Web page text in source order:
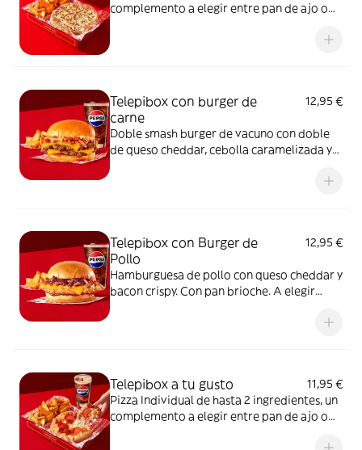
complemento a elegir entre pan de ajo o
Telepibox con burger de
carne
12,95 €
Doble smash burger de vacuno con doble
de queso cheddar, cebolla caramelizada y
Telepibox con Burger de
Pollo
12,95 €
Hamburguesa de pollo con queso cheddar y
bacon crispy. Con pan brioche. A elegir
Acompañada de una ración de patatas gajo
Telepibox a tu gusto
11,95 €
Pizza Individual de hasta 2 ingredientes, un
complemento a elegir entre pan de ajo o